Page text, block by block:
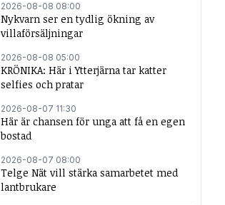
2026-08-08 08:00
Nykvarn ser en tydlig ökning av
villaförsäljningar
2026-08-08 05:00
KRÖNIKA: Här i Ytterjärna tar katter
selfies och pratar
2026-08-07 11:30
Här är chansen för unga att få en egen
bostad
2026-08-07 08:00
Telge Nät vill stärka samarbetet med
lantbrukare